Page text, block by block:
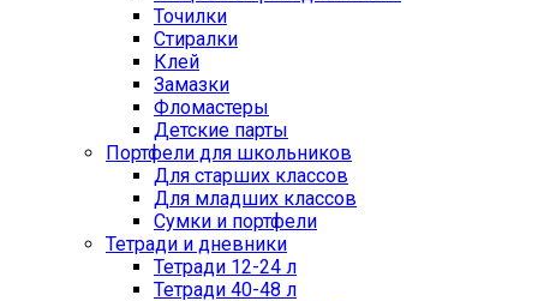
Точилки
Стиралки
Клей
Замазки
Фломастеры
Детские парты
Портфели для школьников
Для старших классов
Для младших классов
Сумки и портфели
Тетради и дневники
Тетради 12-24 л
Тетради 40-48 л